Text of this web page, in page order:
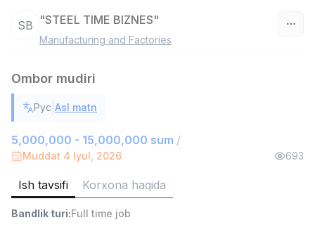
6,000,000 - 15,000,000 sum
Ish joyidan
Ombor yordamchisi
4,280,000 sum/
SB "STEEL TIME BIZNES"
Manufacturing and Factories
Ombor mudiri
Рус Asl matn
5,000,000 - 15,000,000 sum /
Muddat 4 Iyul, 2026 693
Ish tavsifi Korxona haqida
Bandlik turi:Full time job